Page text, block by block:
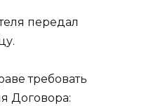
передал
требовать
Договора: